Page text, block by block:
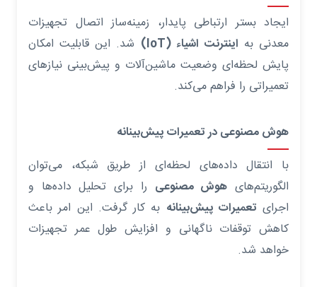
ایجاد بستر ارتباطی پایدار، زمینه‌ساز اتصال تجهیزات
معدنی به اینترنت اشیاء (IoT)
شد. این قابلیت امکان
پایش لحظه‌ای وضعیت ماشین‌آلات و پیش‌بینی نیازهای
تعمیراتی را فراهم می‌کند.
هوش مصنوعی در تعمیرات پیش‌بینانه
با انتقال داده‌های لحظه‌ای از طریق شبکه، می‌توان
الگوریتم‌های هوش مصنوعی را برای تحلیل داده‌ها و
اجرای تعمیرات پیش‌بینانه به کار گرفت. این امر باعث
کاهش توقفات ناگهانی و افزایش طول عمر تجهیزات
خواهد شد.